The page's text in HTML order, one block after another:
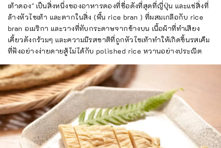
เท้าดอง" เป็นสิ่งหนึ่งของอาหารดองที่ชื่อดังที่สุดที่ญี่ปุ่น และแช่สิ่งที่
ล้างหัวไชเท้า และตากในสิ่ง (พื้น rice bran ) ที่ผสมเกลือกับ rice
bran อเมริกา และวางที่ทับกระดาษจากข้างบน เนื้อผ้าที่ทำเสียง
เคี้ยวดังกร้วมๆ และความมีรสชาติที่ถูกหัวไชเท้าทำให้เกิดขึ้นรสเค็ม
ที่ฟังอย่างง่ายดายสู้ไม่ได้กับ polished rice หวานอย่างประณีต